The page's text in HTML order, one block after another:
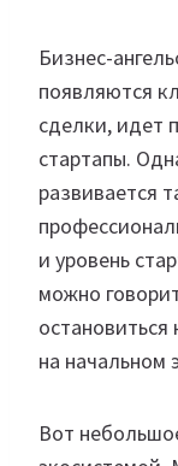
Бизнес-
появляются
сделки, идет
стартапы.
развивается
и уровень
можно
на начальном
Вот